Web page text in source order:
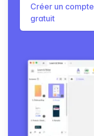
Créer un compte
gratuit